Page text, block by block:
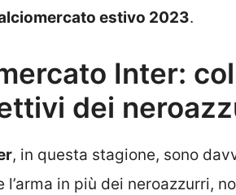
estivo 2023.
Inter:
dei
, in questa stagione, sono
in più dei neroazzurri,